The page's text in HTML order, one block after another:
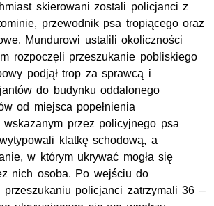
skierowani zostali policjanci z
przewodnik psa tropiącego oraz
Mundurowi ustalili okoliczności
rozpoczęli przeszukanie pobliskiego
podjął trop za sprawcą i
do budynku oddalonego
od miejsca popełnienia
wskazanym przez policyjnego psa
klatkę schodową, a
w którym ukrywać mogła się
nich osoba. Po wejściu do
policjanci zatrzymali 36 –